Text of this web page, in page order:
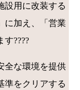
設用に改装する
に加え、「営業
????
全な環境を提供
準をクリアする